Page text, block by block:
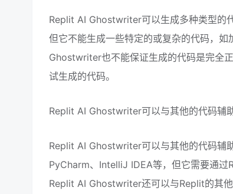
Replit AI Ghostwriter可以生成多种类型的
但它不能生成一些特定的或复杂的代码，
Ghostwriter也不能保证生成的代码是完全
试生成的代码。
Replit AI Ghostwriter可以与其他的代码辅
Replit AI Ghostwriter可以与其他的代码辅
PyCharm、IntelliJ IDEA等，但它需要通过
Replit AI Ghostwriter还可以与Replit的其